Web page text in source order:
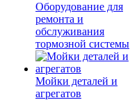
Оборудование для
ремонта и
обслуживания
тормозной системы
Мойки деталей и
агрегатов